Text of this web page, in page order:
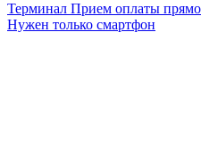
Терминал Прием оплаты
Нужен только смартфон